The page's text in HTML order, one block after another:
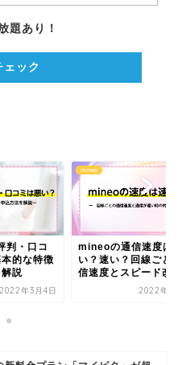
題あり！
ック
判・口コ
的な特徴
説
2022年3月4日
mineo
mineoの通信速度は
い？速い？回線ごと
信速度とスピード改
2022年5
UQモバイル
BIGLOBE
y.u mobile